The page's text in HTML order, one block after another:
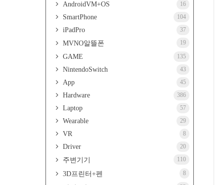
AndroidVM+OS 16
SmartPhone 104
iPadPro 37
MVNO알뜰폰 19
GAME 135
NintendoSwitch 43
App 45
Hardware 386
Laptop 57
Wearable 29
VR 8
Driver 20
주변기기 110
3D프린터+펜 8